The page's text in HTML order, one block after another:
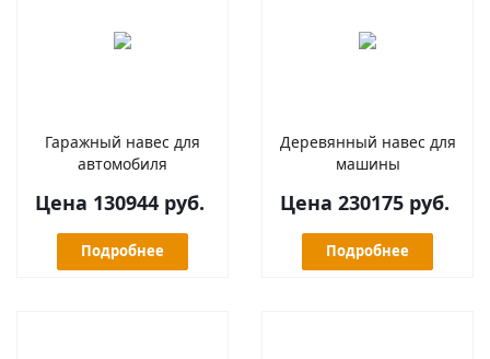
Гаражный навес для
автомобиля
Цена 130944 руб.
Подробнее
Деревянный навес для
машины
Цена 230175 руб.
Подробнее